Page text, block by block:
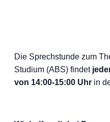
Die Sprechstunde zum
Studium (ABS) findet
von 14:00-15:00 Uhr in